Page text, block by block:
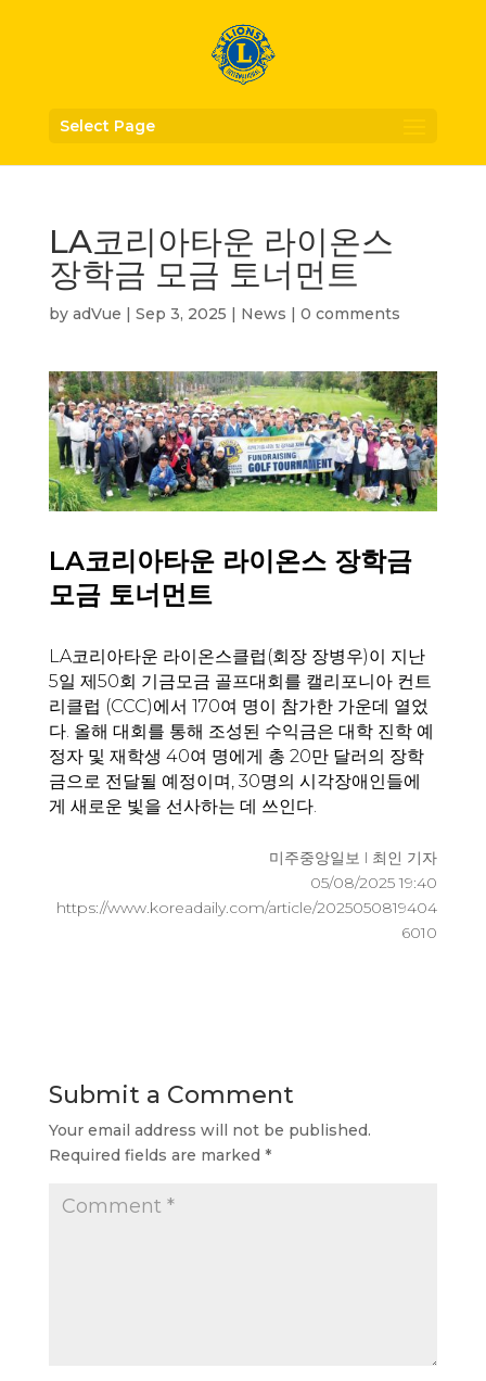
Select Page
LA코리아타운 라이온스
장학금 모금 토너먼트
by adVue | Sep 3, 2025 | News | 0 comments
LA코리아타운 라이온스 장학금
모금 토너먼트
LA코리아타운 라이온스클럽(회장 장병우)이 지난
5일 제50회 기금모금 골프대회를 캘리포니아 컨트
리클럽 (CCC)에서 170여 명이 참가한 가운데 열었
다. 올해 대회를 통해 조성된 수익금은 대학 진학 예
정자 및 재학생 40여 명에게 총 20만 달러의 장학
금으로 전달될 예정이며, 30명의 시각장애인들에
게 새로운 빛을 선사하는 데 쓰인다.
미주중앙일보 l 최인 기자
05/08/2025 19:40
https://www.koreadaily.com/article/2025050819404
6010
Submit a Comment
Your email address will not be published.
Required fields are marked *